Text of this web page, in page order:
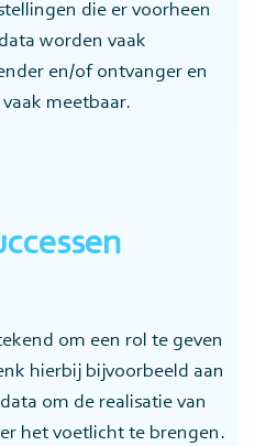
die er voorheen
worden vaak
en/of ontvanger en
meetbaar.
om een rol te geven
hierbij bijvoorbeeld aan
om de realisatie van
het voetlicht te brengen.